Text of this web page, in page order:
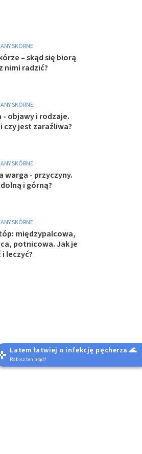
SKÓRNE
– skąd się biorą
nimi radzić?
SKÓRNE
- objawy i rodzaje.
czy jest zaraźliwa?
SKÓRNE
warga - przyczyny.
i górną?
SKÓRNE
międzypalcowa,
potnicowa. Jak je
leczyć?
Latem łatwiej o infekcję pęcherza 🌊
Robisz ten błąd?